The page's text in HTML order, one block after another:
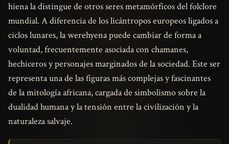
hiena la distingue de otros seres metamórficos del folclore
mundial. A diferencia de los licántropos europeos ligados a
ciclos lunares, la werehyena puede cambiar de forma a
voluntad, frecuentemente asociada con chamanes,
hechiceros y personajes marginados de la sociedad. Este ser
representa una de las figuras más complejas y fascinantes
de la mitología africana, cargada de simbolismo sobre la
dualidad humana y la tensión entre la civilización y la
naturaleza salvaje.